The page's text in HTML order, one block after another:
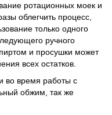
ротационных моек и
облегчить процесс,
только одного
ручного
и просушки может
всех остатков.
во время работы с
обжим, так же